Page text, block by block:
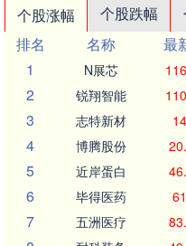
个股涨幅 个股跌幅
排名
名称 最
1
N展芯
2 锐翔智能
3 志特新材
4 博腾股份
5 近岸蛋白
6 毕得医药
7 五洲医疗